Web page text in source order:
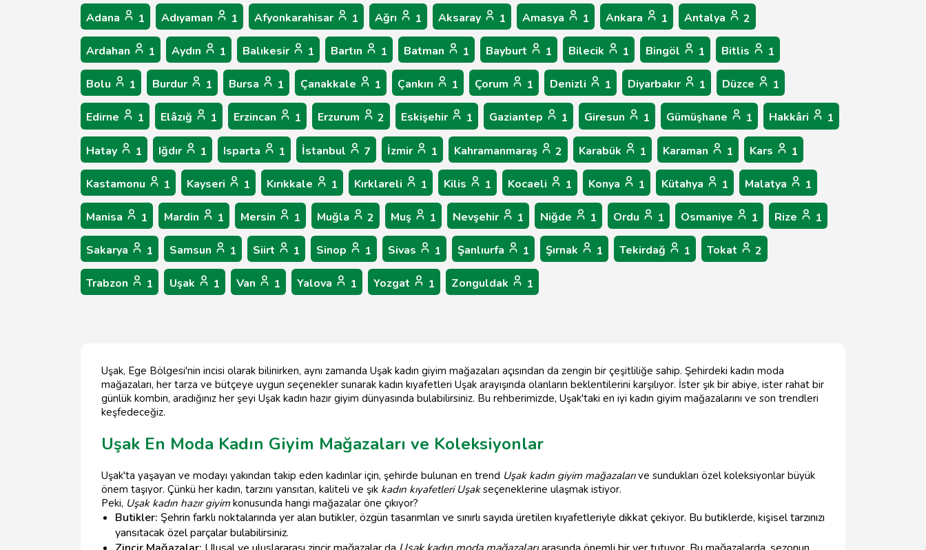
Adana 1 Adıyaman 1 Afyonkarahisar 1 Ağrı 1 Aksaray 1 Amasya 1 Ankara 1 Antalya 2
Ardahan 1 Aydın 1 Balıkesir 1 Bartın 1 Batman 1 Bayburt 1 Bilecik 1 Bingöl 1 Bitlis 1
Bolu 1 Burdur 1 Bursa 1 Çanakkale 1 Çankırı 1 Çorum 1 Denizli 1 Diyarbakır 1 Düzce 1
Edirne 1 Elâzığ 1 Erzincan 1 Erzurum 2 Eskişehir 1 Gaziantep 1 Giresun 1 Gümüşhane 1 Hakkâri 1
Hatay 1 Iğdır 1 Isparta 1 İstanbul 7 İzmir 1 Kahramanmaraş 2 Karabük 1 Karaman 1 Kars 1
Kastamonu 1 Kayseri 1 Kırıkkale 1 Kırklareli 1 Kilis 1 Kocaeli 1 Konya 1 Kütahya 1 Malatya 1
Manisa 1 Mardin 1 Mersin 1 Muğla 2 Muş 1 Nevşehir 1 Niğde 1 Ordu 1 Osmaniye 1 Rize 1
Sakarya 1 Samsun 1 Siirt 1 Sinop 1 Sivas 1 Şanlıurfa 1 Şırnak 1 Tekirdağ 1 Tokat 2
Trabzon 1 Uşak 1 Van 1 Yalova 1 Yozgat 1 Zonguldak 1
Uşak, Ege Bölgesi'nin incisi olarak bilinirken, aynı zamanda Uşak kadın giyim mağazaları açısından da zengin bir çeşitliliğe sahip. Şehirdeki kadın moda
mağazaları, her tarza ve bütçeye uygun seçenekler sunarak kadın kıyafetleri Uşak arayışında olanların beklentilerini karşılıyor. İster şık bir abiye, ister rahat bir
günlük kombin, aradığınız her şeyi Uşak kadın hazır giyim dünyasında bulabilirsiniz. Bu rehberimizde, Uşak'taki en iyi kadın giyim mağazalarını ve son trendleri
keşfedeceğiz.
Uşak En Moda Kadın Giyim Mağazaları ve Koleksiyonlar
Uşak'ta yaşayan ve modayı yakından takip eden kadınlar için, şehirde bulunan en trend Uşak kadın giyim mağazalarıve sundukları özel koleksiyonlar büyük
önem taşıyor. Çünkü her kadın, tarzını yansıtan, kaliteli ve şık kadın kıyafetleri Uşakseçeneklerine ulaşmak istiyor.
Peki, Uşak kadın hazır giyim konusunda hangi mağazalar öne çıkıyor?
Butikler: Şehrin farklı noktalarında yer alan butikler, özgün tasarımları ve sınırlı sayıda üretilen kıyafetleriyle dikkat çekiyor. Bu butiklerde, kişisel tarzınızı
yansıtacak özel parçalar bulabilirsiniz.